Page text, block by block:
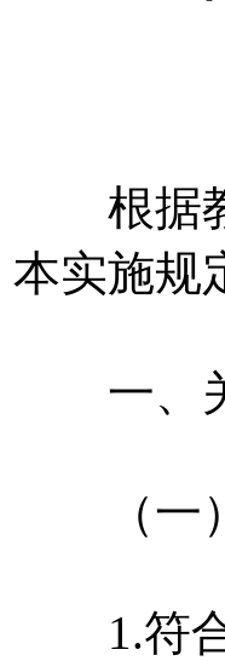
根据教
本实施规
一、关
（一）
1.符合